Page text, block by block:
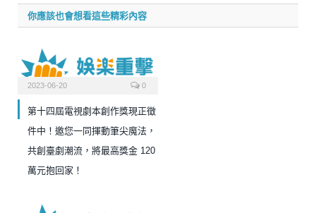
你應該也會想看這些精彩內容
2023-06-20 0
第十四屆電視劇本創作獎現正徵
件中！邀您一同揮動筆尖魔法，
共創臺劇潮流，將最高獎金 120
萬元抱回家！